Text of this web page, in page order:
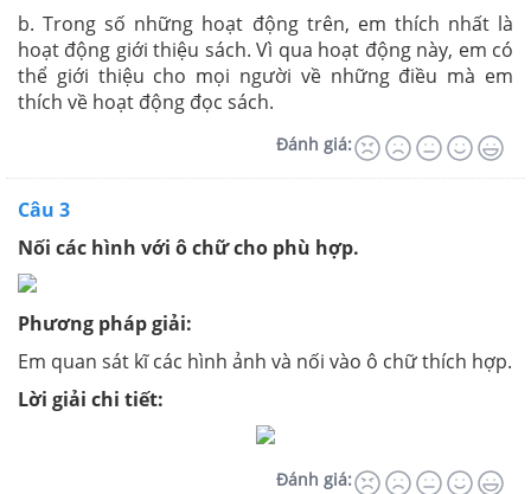
b. Trong số những hoạt động trên, em thích nhất là
hoạt động giới thiệu sách. Vì qua hoạt động này, em có
thể giới thiệu cho mọi người về những điều mà em
thích về hoạt động đọc sách.
Đánh giá:
Câu 3
Nối các hình với ô chữ cho phù hợp.
Phương pháp giải:
Em quan sát kĩ các hình ảnh và nối vào ô chữ thích hợp.
Lời giải chi tiết:
Đánh giá: